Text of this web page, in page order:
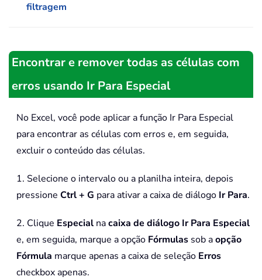
filtragem
Encontrar e remover todas as células com
erros usando Ir Para Especial
No Excel, você pode aplicar a função Ir Para Especial
para encontrar as células com erros e, em seguida,
excluir o conteúdo das células.
1. Selecione o intervalo ou a planilha inteira, depois
pressione Ctrl + G para ativar a caixa de diálogo Ir Para.
2. Clique Especial nacaixa de diálogo Ir Para Especial
e, em seguida, marque a opção Fórmulas sob aopção
Fórmula marque apenas a caixa de seleção Erros
checkbox apenas.